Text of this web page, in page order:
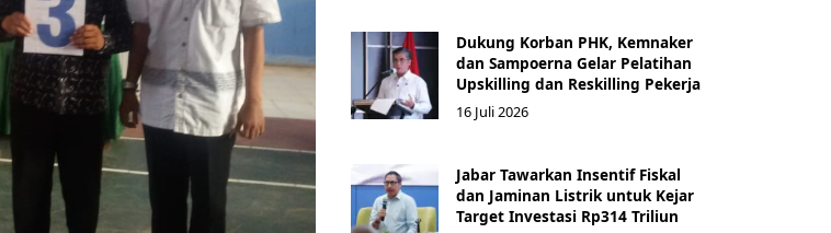
Dukung Korban PHK, Kemnaker
dan Sampoerna Gelar Pelatihan
Upskilling dan Reskilling Pekerja
16 Juli 2026
Jabar Tawarkan Insentif Fiskal
dan Jaminan Listrik untuk Kejar
Target Investasi Rp314 Triliun